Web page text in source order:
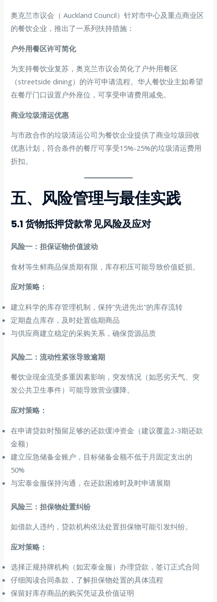
奥克兰市议会（ Auckland Council）针对市中心及重点商业区
的餐饮企业，推出了一系列扶持措施：
户外用餐区许可简化
为支持餐饮业复苏，奥克兰市议会简化了户外用餐区
（streetside dining）的许可申请流程。华人餐饮业主如希望
在餐厅门口设置户外座位，可享受申请费用减免。
商业垃圾清运优惠
与市政合作的垃圾清运公司为餐饮企业提供了商业垃圾回收
优惠计划，符合条件的餐厅可享受15%-25%的垃圾清运费用
折扣。
五、风险管理与最佳实践
5.1 货物抵押贷款常见风险及应对
风险一：担保证物价值波动
食材等生鲜商品保质期有限，库存积压可能导致价值贬损。
应对策略：
建立科学的库存管理机制，保持”先进先出”的库存流转
定期盘点库存，及时处置临期商品
与供应商建立稳定的采购关系，确保货源品质
风险二：流动性紧张导致逾期
餐饮业现金流受多重因素影响，突发情况（如恶劣天气、突
发公共卫生事件）可能导致营业骤降。
应对策略：
在申请贷款时预留足够的还款缓冲资金（建议覆盖2-3期还款
金额）
建立应急储备金账户，目标储备金额不低于月固定支出的
50%
与宏泰金服保持沟通，在还款困难时及时申请展期
风险三：担保物处置纠纷
如借款人违约，贷款机构依法处置担保物可能引发纠纷。
应对策略：
选择正规持牌机构（如宏泰金服）办理贷款，签订正式合同
仔细阅读合同条款，了解担保物处置的具体流程
保留好库存商品的购买凭证及价值证明